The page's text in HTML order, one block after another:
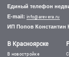
Единый телефон
E-mail: info@arevera.ru
ИП Попов Константин
В Красноярске
В новостройке